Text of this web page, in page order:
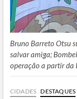
Bruno Barreto Otsu
salvar amiga;
operação a partir da
CIDADES DESTAQUES